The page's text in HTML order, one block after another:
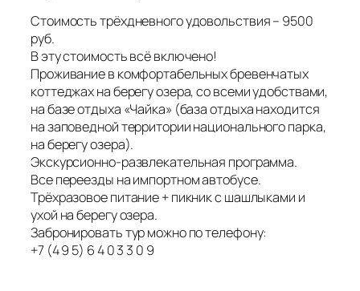
Стоимость трёхдневного удовольствия – 9500
руб.
В эту стоимость всё включено!
Проживание в комфортабельных бревенчатых
коттеджах на берегу озера, со всеми удобствами,
на базе отдыха «Чайка» (база отдыха находится
на заповедной территории национального парка,
на берегу озера).
Экскурсионно-развлекательная программа.
Все переезды на импортном автобусе.
Трёхразовое питание + пикник с шашлыками и
ухой на берегу озера.
Забронировать тур можно по телефону:
+7 (4 9 5) 6 4 0 3 3 0 9